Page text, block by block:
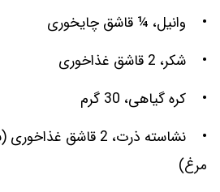
• وانیل، ¼ قاشق چایخوری
• شکر، 2 قاشق غذاخوری
• کره گیاهی، 30 گرم
• نشاسته ذرت، 2 قاشق
مرغ)